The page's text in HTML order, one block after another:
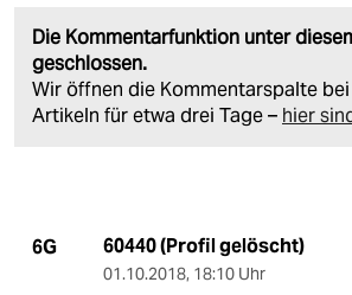
Die Kommentarfunktion unter
geschlossen.
Wir öffnen die Kommentarspalte
Artikeln für etwa drei Tage – hier
6G 60440 (Profil gelöscht)
01.10.2018, 18:10 Uhr